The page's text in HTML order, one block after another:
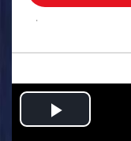
.
Play